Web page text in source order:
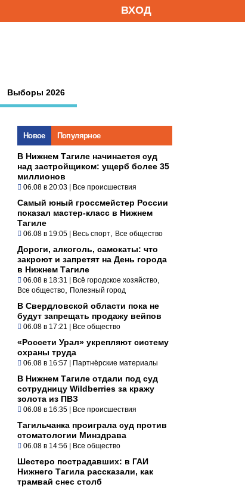
ВХОД
Выборы 2026
Новое Популярное
В Нижнем Тагиле начинается суд
над застройщиком: ущерб более 35
миллионов
06.08 в 20:03 | Все происшествия
Самый юный гроссмейстер России
показал мастер-класс в Нижнем
Тагиле
06.08 в 19:05 | Весь спорт Все общество
Дороги, алкоголь, самокаты: что
закроют и запретят на День города
в Нижнем Тагиле
06.08 в 18:31 | Всё городское хозяйство
Все общество Полезный город
В Свердловской области пока не
будут запрещать продажу вейпов
06.08 в 17:21 | Все общество
«Россети Урал» укрепляют систему
охраны труда
06.08 в 16:57 | Партнёрские материалы
В Нижнем Тагиле отдали под суд
сотрудницу Wildberries за кражу
золота из ПВЗ
06.08 в 16:35 | Все происшествия
Тагильчанка проиграла суд против
стоматологии Минздрава
06.08 в 14:56 | Все общество
Шестеро пострадавших: в ГАИ
Нижнего Тагила рассказали, как
трамвай снес столб